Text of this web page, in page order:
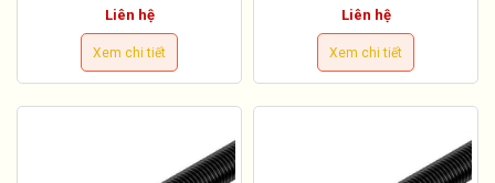
Liên hệ
Xem chi tiết
Liên hệ
Xem chi tiết